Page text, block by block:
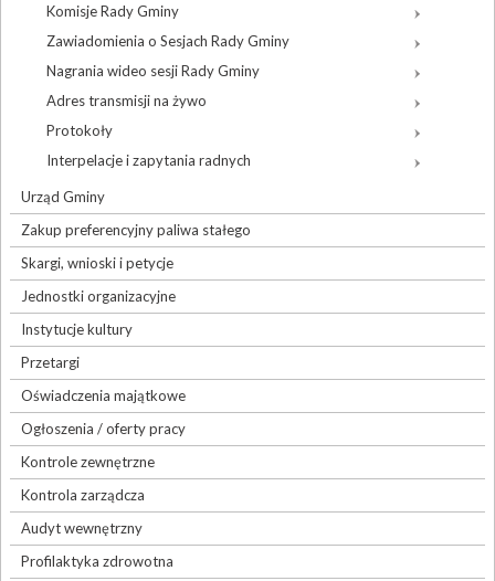
Komisje Rady Gminy
Zawiadomienia o Sesjach Rady Gminy
Nagrania wideo sesji Rady Gminy
Adres transmisji na żywo
Protokoły
Interpelacje i zapytania radnych
Urząd Gminy
Zakup preferencyjny paliwa stałego
Skargi, wnioski i petycje
Jednostki organizacyjne
Instytucje kultury
Przetargi
Oświadczenia majątkowe
Ogłoszenia / oferty pracy
Kontrole zewnętrzne
Kontrola zarządcza
Audyt wewnętrzny
Profilaktyka zdrowotna